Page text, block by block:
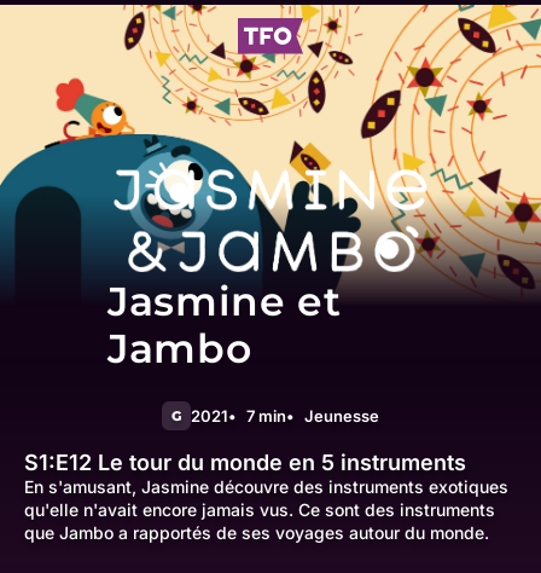
Jasmine et
Jambo
G 2021 7 min Jeunesse
S1:E12 Le tour du monde en 5 instruments
En s'amusant, Jasmine découvre des instruments exotiques
qu'elle n'avait encore jamais vus. Ce sont des instruments
que Jambo a rapportés de ses voyages autour du monde.